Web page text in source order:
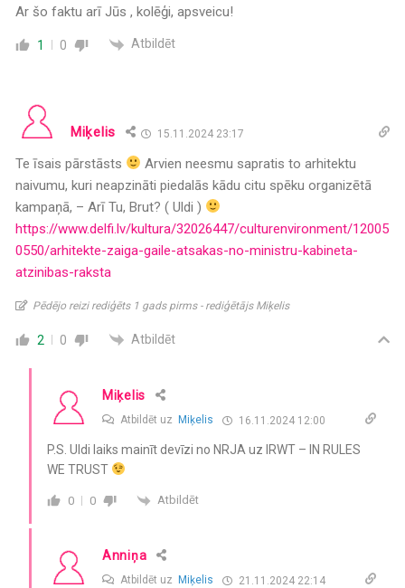
Ar šo faktu arī Jūs , kolēģi, apsveicu!
1 0 Atbildēt
Miķelis 15.11.2024 23:17
Te īsais pārstāsts
Arvien neesmu sapratis to arhitektu
naivumu, kuri neapzināti piedalās kādu citu spēku organizētā
kampaņā, – Arī Tu, Brut? ( Uldi )
https://www.delfi.lv/kultura/32026447/culturenvironment/12005
0550/arhitekte-zaiga-gaile-atsakas-no-ministru-kabineta-
atzinibas-raksta
Pēdējo reizi rediģēts 1 gads pirms - rediģētājs Miķelis
2 0 Atbildēt
Miķelis
Atbildēt uz Miķelis 16.11.2024 12:00
P.S. Uldi laiks mainīt devīzi no NRJA uz IRWT – IN RULES
WE TRUST
0 0 Atbildēt
Anniņa
Atbildēt uz Miķelis 21.11.2024 22:14